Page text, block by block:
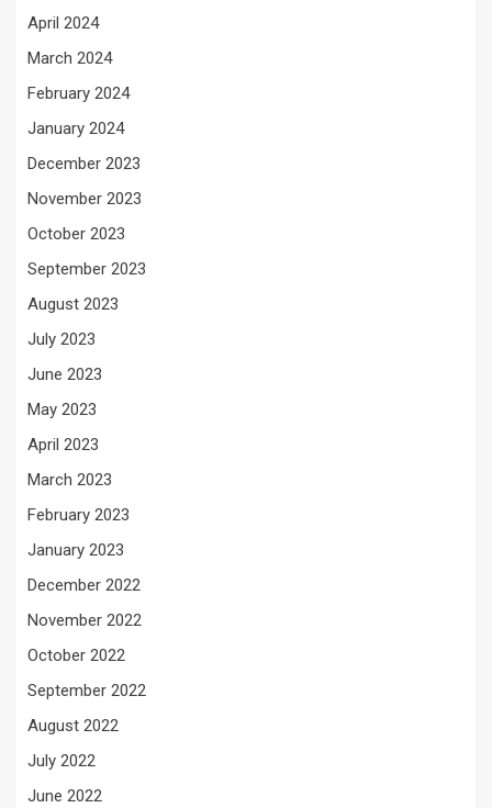
April 2024
March 2024
February 2024
January 2024
December 2023
November 2023
October 2023
September 2023
August 2023
July 2023
June 2023
May 2023
April 2023
March 2023
February 2023
January 2023
December 2022
November 2022
October 2022
September 2022
August 2022
July 2022
June 2022